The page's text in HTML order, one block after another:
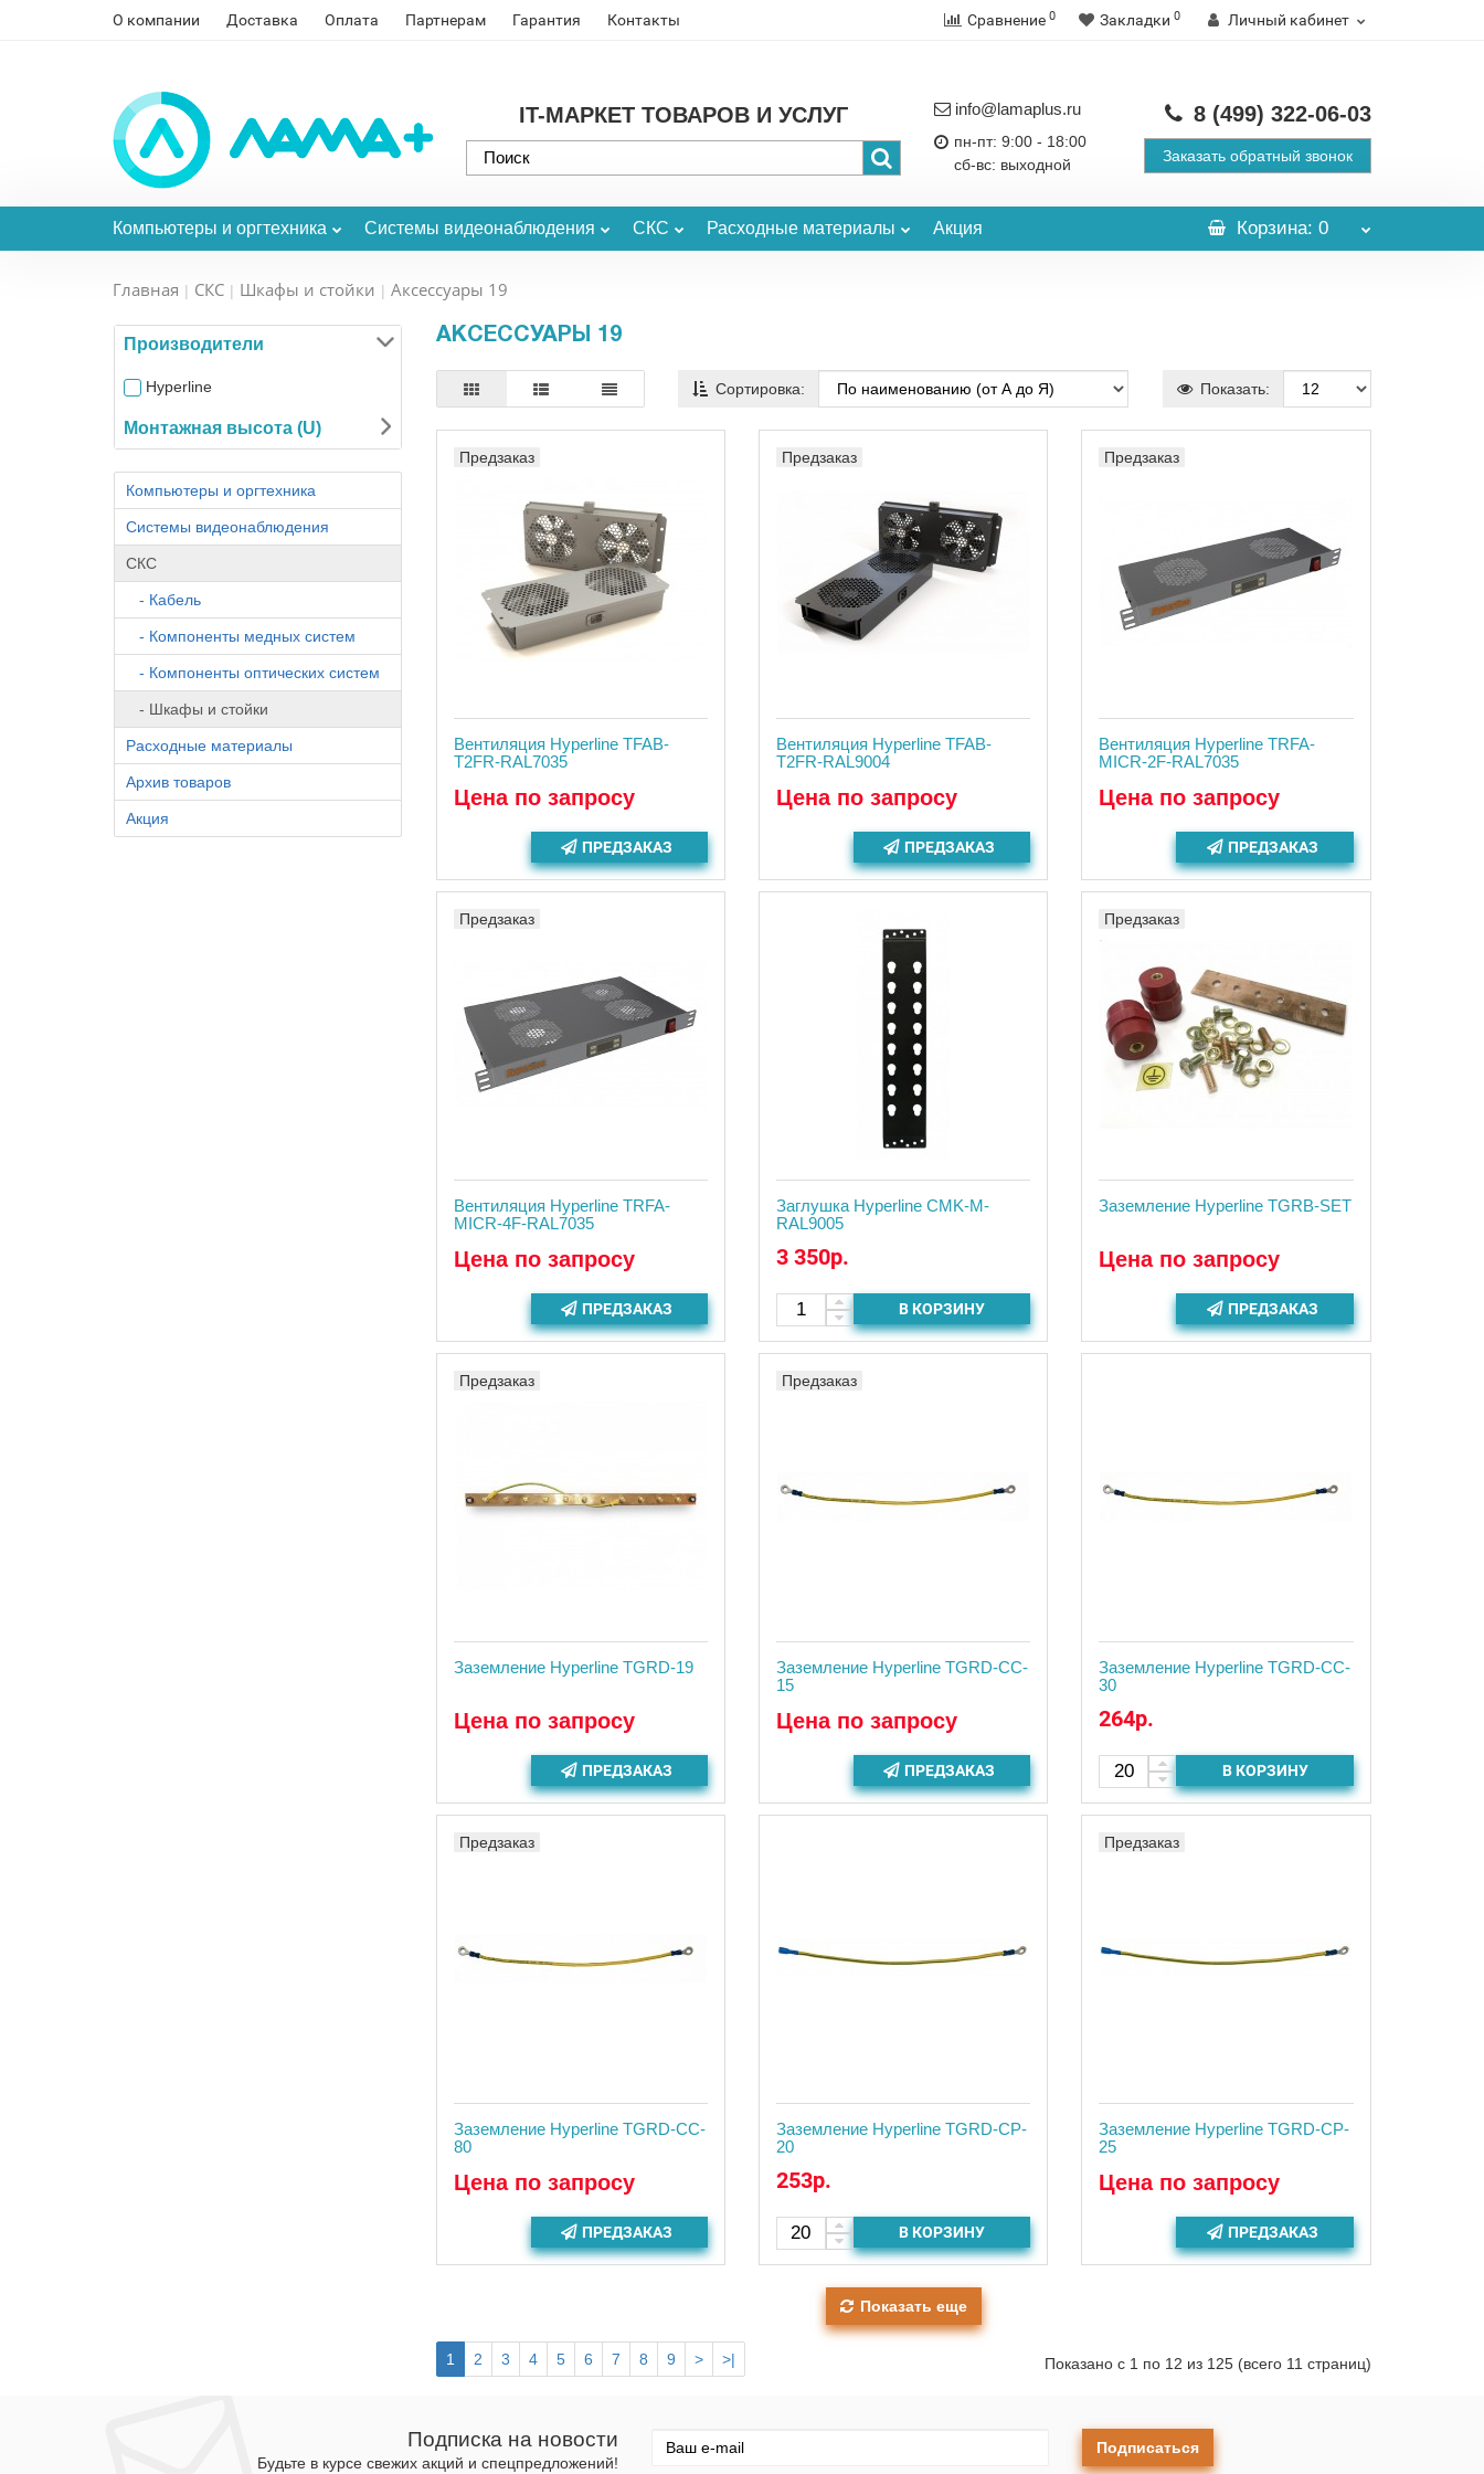
О компании Доставка Оплата Партнерам Гарантия Контакты Сравнение 0 Закладки 0 Личный кабинет
IT-МАРКЕТ ТОВАРОВ И УСЛУГ info@lamaplus.ru
пн-пт: 9:00 - 18:00
сб-вс: выходной
8 (499) 322-06-03
Заказать обратный звонок
Компьютеры и оргтехника Системы видеонаблюдения СКС Расходные материалы Акция Корзина: 0
Главная СКС Шкафы и стойки Аксессуары 19
Производители
Hyperline
Монтажная высота (U)
Компьютеры и оргтехника
Системы видеонаблюдения
СКС
- Кабель
- Компоненты медных систем
- Компоненты оптических систем
- Шкафы и стойки
Расходные материалы
Архив товаров
Акция
АКСЕССУАРЫ 19
Сортировка: Показать:
Предзаказ
Вентиляция Hyperline TFAB-
T2FR-RAL7035
Цена по запросу
ПРЕДЗАКАЗ
Предзаказ
Вентиляция Hyperline TFAB-
T2FR-RAL9004
Цена по запросу
ПРЕДЗАКАЗ
Предзаказ
Вентиляция Hyperline TRFA-
MICR-2F-RAL7035
Цена по запросу
ПРЕДЗАКАЗ
Предзаказ
Вентиляция Hyperline TRFA-
MICR-4F-RAL7035
Цена по запросу
ПРЕДЗАКАЗ
Заглушка Hyperline CMK-M-
RAL9005
3 350р.
В КОРЗИНУ
Предзаказ
Заземление Hyperline TGRB-SET
Цена по запросу
ПРЕДЗАКАЗ
Предзаказ
Заземление Hyperline TGRD-19
Цена по запросу
ПРЕДЗАКАЗ
Предзаказ
Заземление Hyperline TGRD-CC-
15
Цена по запросу
ПРЕДЗАКАЗ
Заземление Hyperline TGRD-CC-
30
264р.
В КОРЗИНУ
Предзаказ
Заземление Hyperline TGRD-CC-
80
Цена по запросу
ПРЕДЗАКАЗ
Заземление Hyperline TGRD-CP-
20
253р.
В КОРЗИНУ
Предзаказ
Заземление Hyperline TGRD-CP-
25
Цена по запросу
ПРЕДЗАКАЗ
Показать еще
1 2 3 4 5 6 7 8 9 > >| Показано с 1 по 12 из 125 (всего 11 страниц)
Подписка на новости
Будьте в курсе свежих акций и спецпредложений!
Подписаться